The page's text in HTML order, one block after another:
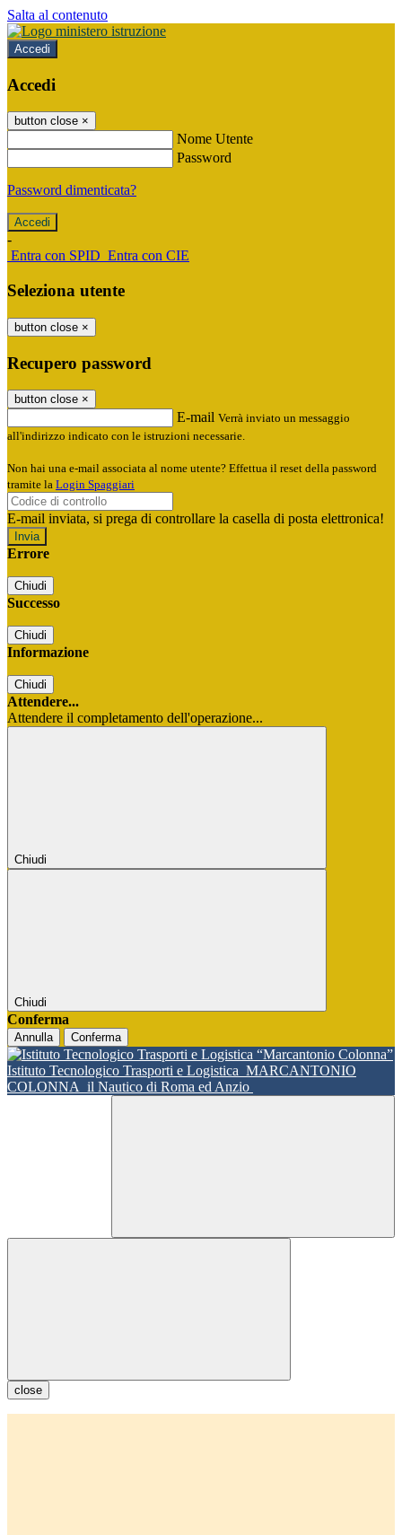
Salta al contenuto
Accedi
Accedi
button close ×
Nome Utente
Password
Password dimenticata?
-
Entra con SPID Entra con CIE
Seleziona utente
button close ×
Recupero password
button close ×
E-mail Verrà inviato un messaggio
all'indirizzo indicato con le istruzioni necessarie.
Non hai una e-mail associata al nome utente? Effettua il reset della password
tramite la Login Spaggiari
E-mail inviata, si prega di controllare la casella di posta elettronica!
Errore
Chiudi
Successo
Chiudi
Informazione
Chiudi
Attendere...
Attendere il completamento dell'operazione...
Chiudi
Chiudi
Conferma
Annulla Conferma
Istituto Tecnologico Trasporti e Logistica MARCANTONIO
COLONNA il Nautico di Roma ed Anzio
close